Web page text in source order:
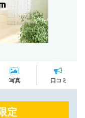
写真 口コミ
定